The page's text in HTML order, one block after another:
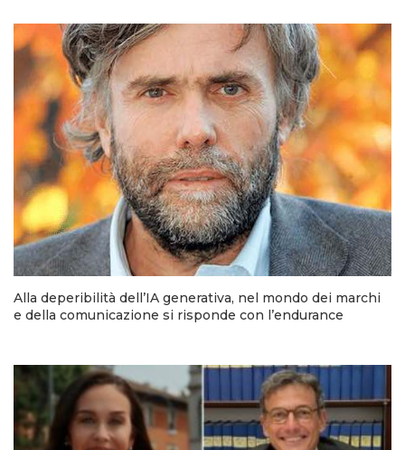
Alla deperibilità dell’IA generativa, nel mondo dei marchi
e della comunicazione si risponde con l’endurance